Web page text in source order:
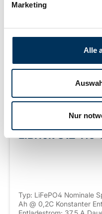
Marketing
Alle
Nur
LiBrick S12-7.5
Typ: LiFePO4 Nominale
Ah @ 0,2C Konstanter